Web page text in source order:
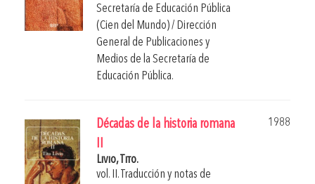
Secretaría de Educación Pública
(Cien del Mundo) / Dirección
General de Publicaciones y
Medios de la Secretaría de
Educación Pública.
Décadas de la historia romana
1988
Livio, Tito.
vol. II. Traducción y notas de